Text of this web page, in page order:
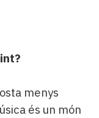
menys
és un món